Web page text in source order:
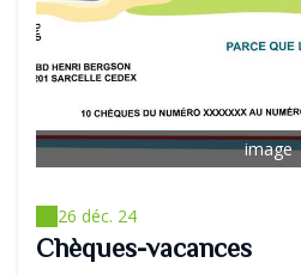
image
26 déc. 24
Chèques-vacances